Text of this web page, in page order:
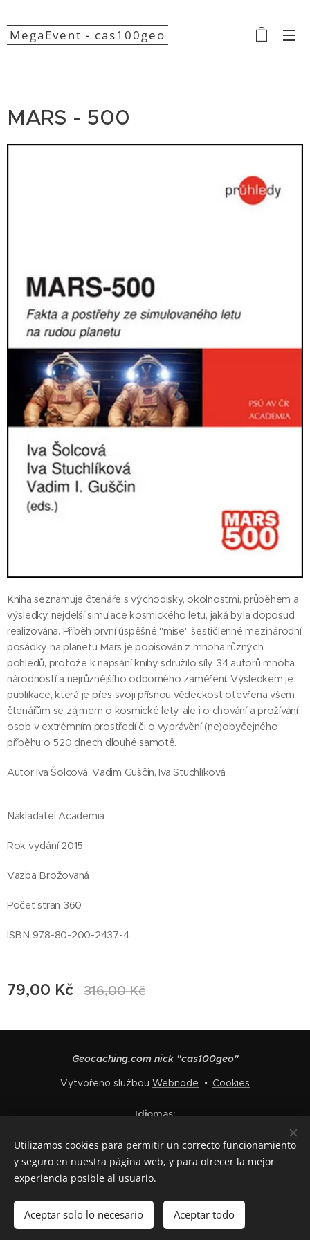
MegaEvent - cas100geo
MARS - 500
Kniha seznamuje čtenáře s východisky, okolnostmi, průběhem a
výsledky nejdelší simulace kosmického letu, jaká byla doposud
realizována. Příběh první úspěšné "mise" šestičlenné mezinárodní
posádky na planetu Mars je popisován z mnoha různých
pohledů, protože k napsání knihy sdružilo síly 34 autorů mnoha
národností a nejrůznějšího odborného zaměření. Výsledkem je
publikace, která je přes svoji přísnou vědeckost otevřena všem
čtenářům se zájmem o kosmické lety, ale i o chování a prožívání
osob v extrémním prostředí či o vyprávění (ne)obyčejného
příběhu o 520 dnech dlouhé samotě.
Autor Iva Šolcová, Vadim Guščin, Iva Stuchlíková
Nakladatel Academia
Rok vydání 2015
Vazba Brožovaná
Počet stran 360
ISBN 978-80-200-2437-4
79,00 Kč 316,00Kč
Añadir a la cesta
Geocaching.com nick "cas100geo"
Vytvořeno službou Webnode Cookies
Idiomas
Italiano
Utilizamos cookies para permitir un correcto funcionamiento
y seguro en nuestra página web, y para ofrecer la mejor
experiencia posible al usuario.
Aceptar solo lo necesario Aceptar todo